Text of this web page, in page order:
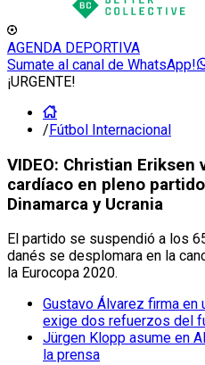
AGENDA DEPORTIVA
Sumate al canal de WhatsApp!
¡URGENTE!
/Fútbol Internacional
VIDEO: Christian
cardíaco en pleno
Dinamarca y Ucrania
El partido se suspendió a los
danés se desplomara en la
la Eurocopa 2020.
Gustavo Álvarez firma en
exige dos refuerzos del
Jürgen Klopp asume en
la prensa